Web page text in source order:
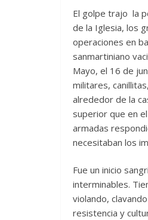
El golpe trajo la
de la Iglesia, los
operaciones en
sanmartiniano
Mayo, el 16 de
militares,
alrededor de la
superior que en
armadas
necesitaban los
Fue un inicio
interminables.
violando,
resistencia y